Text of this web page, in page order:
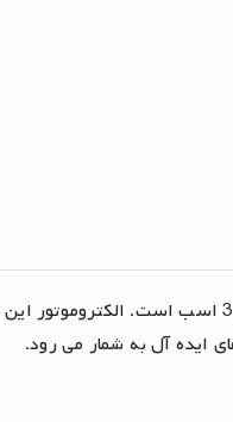
کوپل شده با الکتروموتور موتوژن 3 اسب